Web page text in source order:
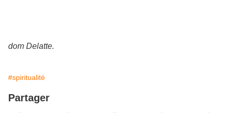
dom Delatte.
#spiritualité
Partager